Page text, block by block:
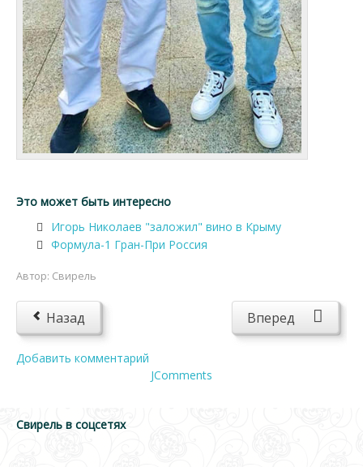
Это может быть интересно
Игорь Николаев "заложил" вино в Крыму
Формула-1 Гран-При Россия
Автор: Свирель
Назад Вперед
Добавить комментарий
JComments
Свирель в соцсетях